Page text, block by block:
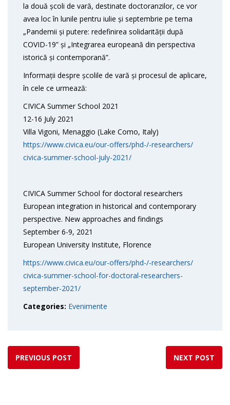
la două școli de vară, destinate doctoranzilor, ce vor
avea loc în lunile pentru iulie și septembrie pe tema
„Pandemii și putere: redefinirea solidarității după
COVID-19” și „Integrarea europeană din perspectiva
istorică și contemporană”.
Informații despre școlile de vară și procesul de aplicare,
în cele ce urmează:
CIVICA Summer School 2021
12-16 July 2021
Villa Vigoni, Menaggio (Lake Como, Italy)
https://www.civica.eu/our-offers/phd-/-researchers/
civica-summer-school-july-2021/
CIVICA Summer School for doctoral researchers
European integration in historical and contemporary
perspective. New approaches and findings
September 6-9, 2021
European University Institute, Florence
https://www.civica.eu/our-offers/phd-/-researchers/
civica-summer-school-for-doctoral-researchers-
september-2021/
Categories: Evenimente
PREVIOUS POST NEXT POST